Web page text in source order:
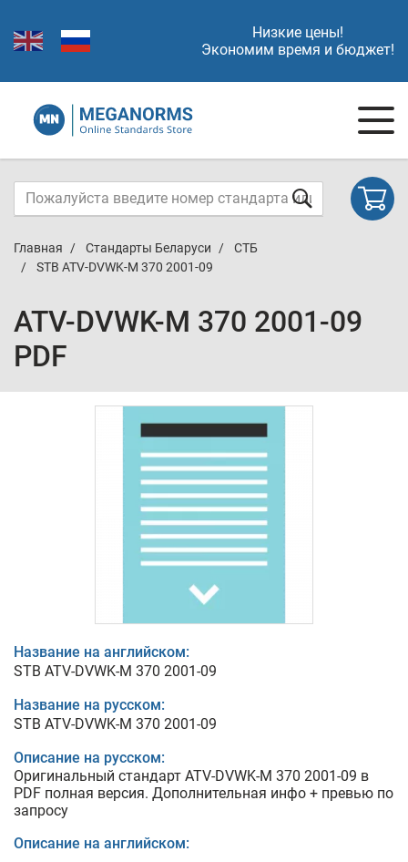
Низкие цены!
Экономим время и бюджет!
Главная Стандарты Беларуси
СТБ
STB ATV-DVWK-M 370 2001-09
ATV-DVWK-M 370 2001-09
PDF
Название на английском:
STB ATV-DVWK-M 370 2001-09
Название на русском:
STB ATV-DVWK-M 370 2001-09
Описание на русском:
Оригинальный стандарт ATV-DVWK-M 370 2001-09 в
PDF полная версия. Дополнительная инфо + превью по
запросу
Описание на английском: